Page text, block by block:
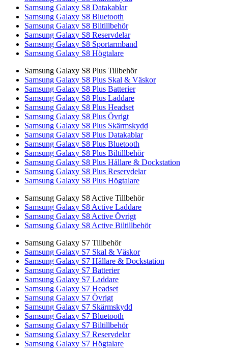
Samsung Galaxy S8 Datakablar
Samsung Galaxy S8 Bluetooth
Samsung Galaxy S8 Biltillbehör
Samsung Galaxy S8 Reservdelar
Samsung Galaxy S8 Sportarmband
Samsung Galaxy S8 Högtalare
Samsung Galaxy S8 Plus Tillbehör
Samsung Galaxy S8 Plus Skal & Väskor
Samsung Galaxy S8 Plus Batterier
Samsung Galaxy S8 Plus Laddare
Samsung Galaxy S8 Plus Headset
Samsung Galaxy S8 Plus Övrigt
Samsung Galaxy S8 Plus Skärmskydd
Samsung Galaxy S8 Plus Datakablar
Samsung Galaxy S8 Plus Bluetooth
Samsung Galaxy S8 Plus Biltillbehör
Samsung Galaxy S8 Plus Hållare & Dockstation
Samsung Galaxy S8 Plus Reservdelar
Samsung Galaxy S8 Plus Högtalare
Samsung Galaxy S8 Active Tillbehör
Samsung Galaxy S8 Active Laddare
Samsung Galaxy S8 Active Övrigt
Samsung Galaxy S8 Active Biltillbehör
Samsung Galaxy S7 Tillbehör
Samsung Galaxy S7 Skal & Väskor
Samsung Galaxy S7 Hållare & Dockstation
Samsung Galaxy S7 Batterier
Samsung Galaxy S7 Laddare
Samsung Galaxy S7 Headset
Samsung Galaxy S7 Övrigt
Samsung Galaxy S7 Skärmskydd
Samsung Galaxy S7 Bluetooth
Samsung Galaxy S7 Biltillbehör
Samsung Galaxy S7 Reservdelar
Samsung Galaxy S7 Högtalare